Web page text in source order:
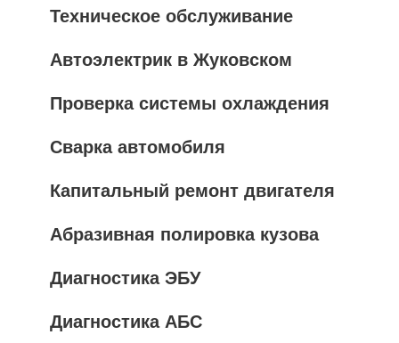
Техническое обслуживание
Автоэлектрик в Жуковском
Проверка системы охлаждения
Сварка автомобиля
Капитальный ремонт двигателя
Абразивная полировка кузова
Диагностика ЭБУ
Диагностика АБС